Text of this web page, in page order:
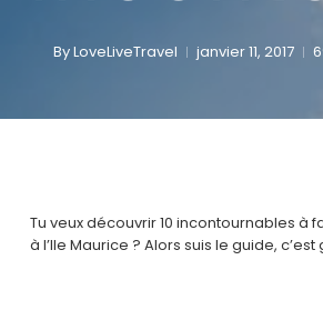
ByLoveLiveTravel janvier 11, 2017
Tu veux découvrir 10 incontournables à
à l’Ile Maurice ? Alors suis le guide, c’est